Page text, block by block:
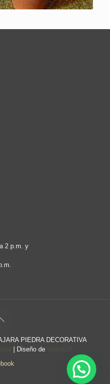
2 p.m. y
PIEDRA DECORATIVA
| Diseño de